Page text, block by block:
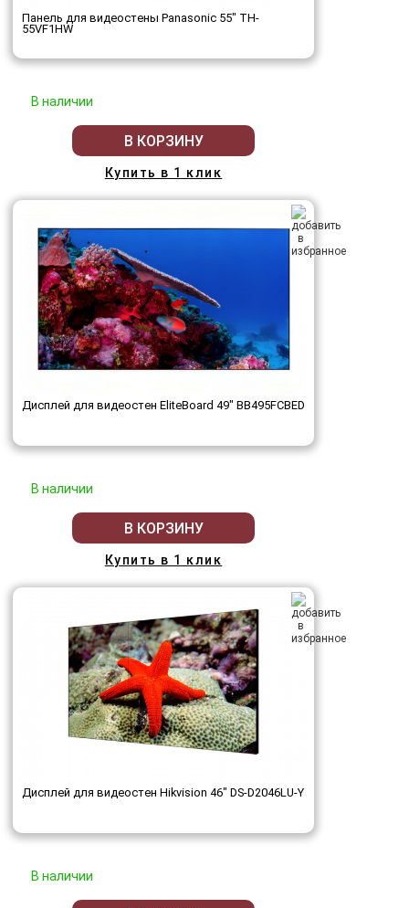
Панель для видеостены Panasonic 55" TH-
55VF1HW
В наличии
В КОРЗИНУ
Купить в 1 клик
Дисплей для видеостен EliteBoard 49" BB495FCBED
В наличии
В КОРЗИНУ
Купить в 1 клик
Дисплей для видеостен Hikvision 46" DS-D2046LU-Y
В наличии